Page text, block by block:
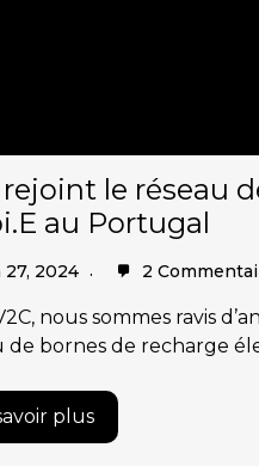
rejoint le réseau
au Portugal
27, 2024 2
nous sommes ravis
de bornes de recharge
plus